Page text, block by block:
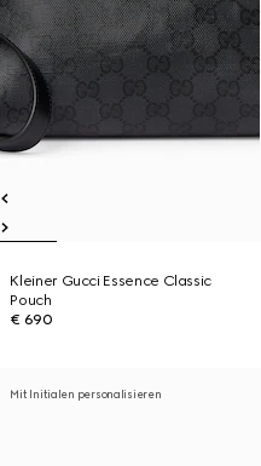
Kleiner Gucci Essence Classic
Pouch
€ 690
Mit Initialen personalisieren